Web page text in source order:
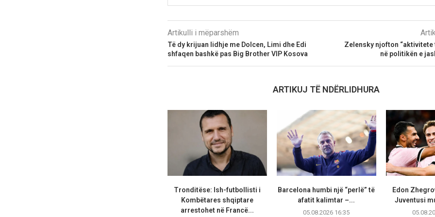
Artikulli i mëparshëm
Të dy krijuan lidhje me Dolcen, Limi dhe Edi
shfaqen bashkë pas Big Brother VIP Kosova
Zelensky njofton
në politikën e
ARTIKUJ TË NDËRLIDHURA
Tronditëse: Ish-futbollisti i
Kombëtares shqiptare
arrestohet në Francë...
Barcelona humbi një “perlë” të
afatit kalimtar –...
05.08.2026 16:35
Edon
Juventusi